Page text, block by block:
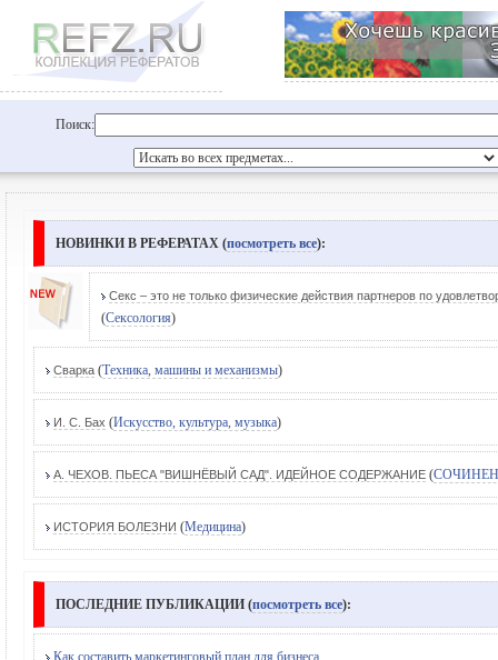
Поиск:
НОВИНКИ В РЕФЕРАТАХ (посмотреть все):
Cекс – это не только физические действия партнеров по
(Сексология)
Сварка (Техника, машины и механизмы)
И. С. Бах (Искусство, культура, музыка)
А. ЧЕХОВ. ПЬЕСА "ВИШНЁВЫЙ САД". ИДЕЙНОЕ СОДЕРЖАНИЕ (
ИСТОРИЯ БОЛЕЗНИ (Медицина)
ПОСЛЕДНИЕ ПУБЛИКАЦИИ (посмотреть все):
Как составить маркетинговый план для бизнеса